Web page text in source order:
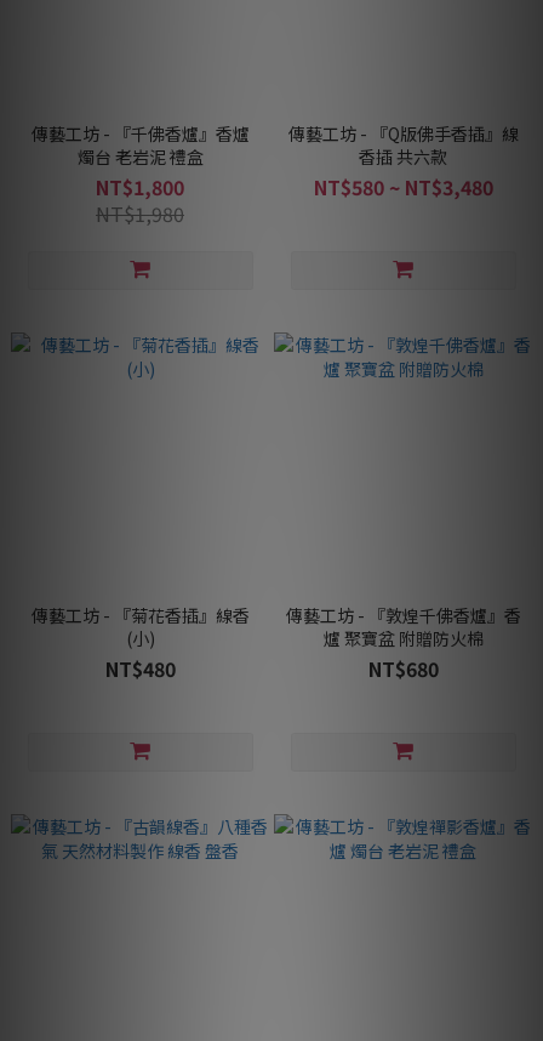
傳藝工坊 - 『千佛香爐』香爐
燭台 老岩泥 禮盒
NT$1,800
NT$1,980
傳藝工坊 - 『Q版佛手香插』線
香插 共六款
NT$580 ~ NT$3,480
傳藝工坊 - 『菊花香插』線香
(小)
NT$480
傳藝工坊 - 『敦煌千佛香爐』香
爐 聚寶盆 附贈防火棉
NT$680